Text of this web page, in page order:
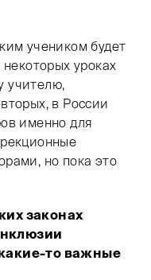
учеником будет
уроках
учителю,
в России
именно для
но пока это
законах
то важные